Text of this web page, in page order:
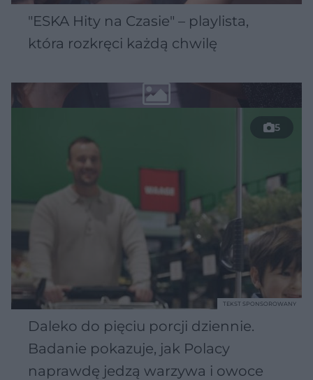
"ESKA Hity na Czasie" – playlista,
która rozkręci każdą chwilę
5
Daleko do pięciu porcji dziennie.
Badanie pokazuje, jak Polacy
naprawdę jedzą warzywa i owoce
TEKST SPONSOROWANY